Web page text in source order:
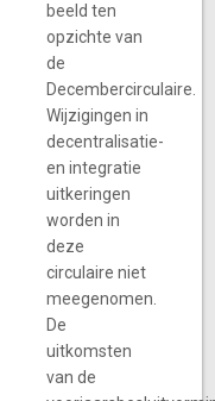
beeld ten
opzichte van
de
Decembercirculaire.
Wijzigingen in
decentralisatie-
en integratie
uitkeringen
worden in
deze
circulaire niet
meegenomen.
De
uitkomsten
van de